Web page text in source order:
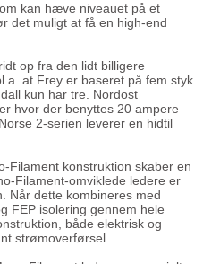
kan hæve niveauet på et
det muligt at få en high-end
op fra den lidt billigere
at Frey er baseret på fem styk
kun har tre. Nordost
hvor der benyttes 20 ampere
2-serien leverer en hidtil
Filament konstruktion skaber en
Filament-omviklede ledere er
Når dette kombineres med
FEP isolering gennem hele
både elektrisk og
strømoverførsel.